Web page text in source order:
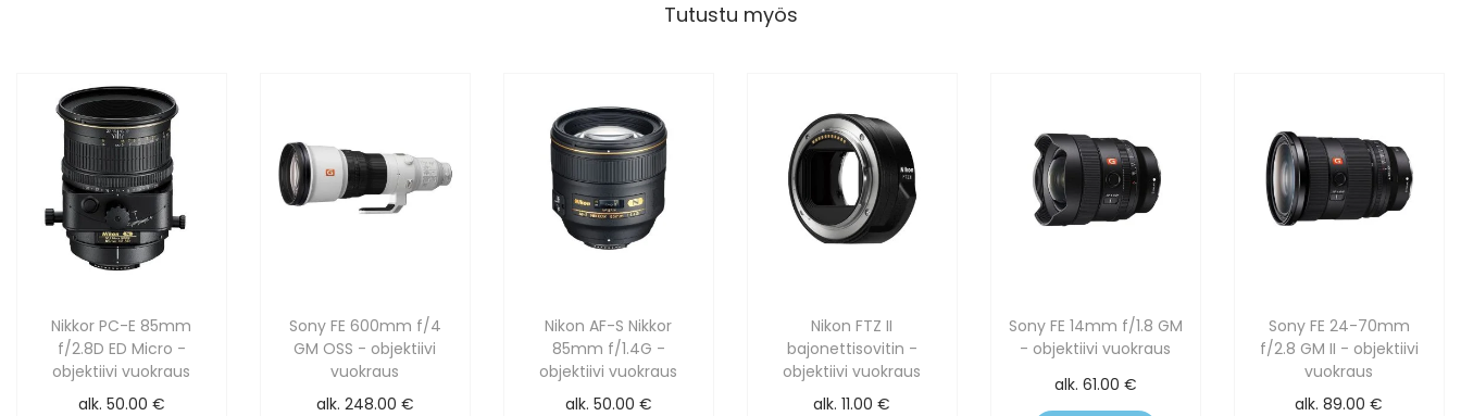
Tutustu myös
Nikkor PC-E 85mm
f/2.8D ED Micro -
objektiivi vuokraus
alk. 50.00 €
Sony FE 600mm f/4
GM OSS - objektiivi
vuokraus
alk. 248.00 €
Nikon AF-S Nikkor
85mm f/1.4G -
objektiivi vuokraus
alk. 50.00 €
Nikon FTZ II
bajonettisovitin -
objektiivi vuokraus
alk.11.00€
Sony FE 14mm f/1.8 GM
- objektiivi vuokraus
alk. 61.00 €
Sony FE 24-70mm
f/2.8 GM II - objektiivi
vuokraus
alk.89.00€